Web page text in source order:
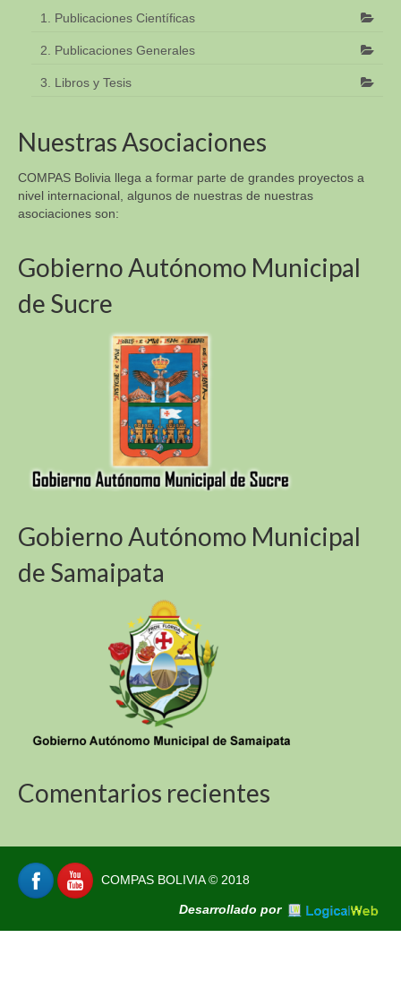
1. Publicaciones Científicas
2. Publicaciones Generales
3. Libros y Tesis
Nuestras Asociaciones
COMPAS Bolivia llega a formar parte de grandes proyectos a
nivel internacional, algunos de nuestras de nuestras
asociaciones son:
Gobierno Autónomo Municipal
de Sucre
Gobierno Autónomo Municipal
de Samaipata
Comentarios recientes
COMPAS BOLIVIA © 2018
Desarrollado por